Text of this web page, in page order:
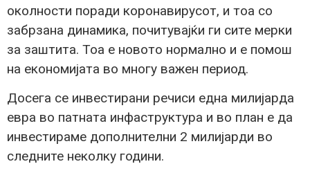
околности поради коронавирусот, и тоа со
забрзана динамика, почитувајќи ги сите мерки
за заштита. Тоа е новото нормално и е помош
на економијата во многу важен период.
Досега се инвестирани речиси една милијарда
евра во патната инфаструктура и во план е да
инвестираме дополнителни 2 милијарди во
следните неколку години.